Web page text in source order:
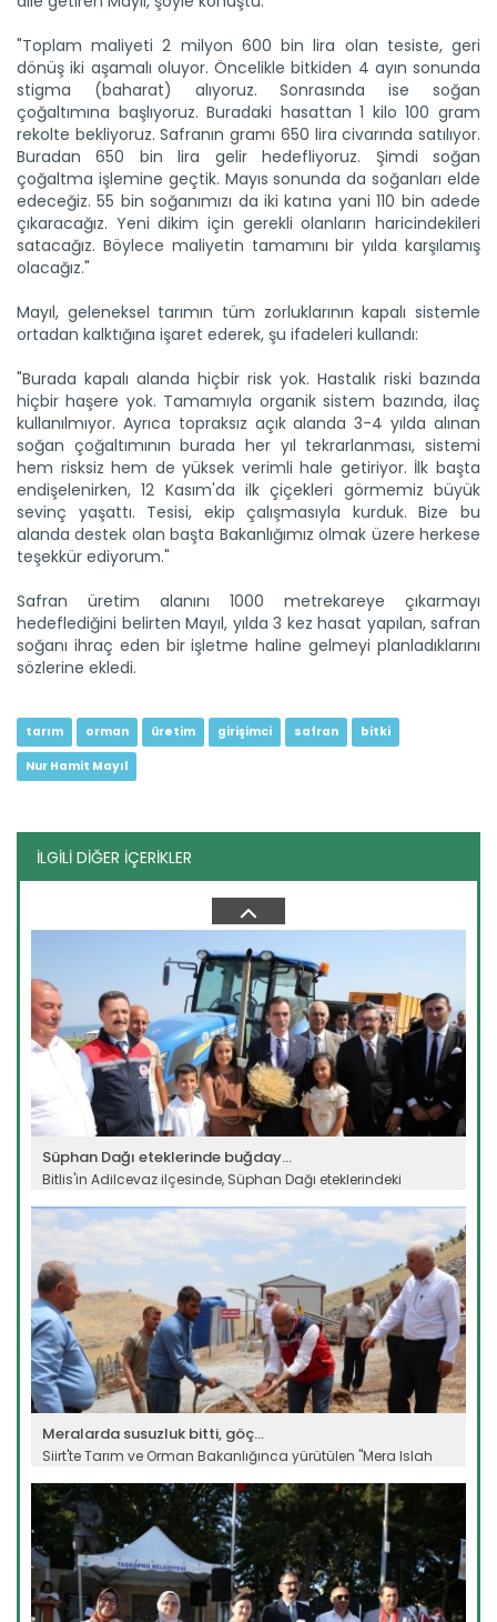
"Toplam maliyeti 2 milyon 600 bin lira olan tesiste, geri
dönüş iki aşamalı oluyor. Öncelikle bitkiden 4 ayın sonunda
stigma (baharat) alıyoruz. Sonrasında ise soğan
çoğaltımına başlıyoruz. Buradaki hasattan 1 kilo 100 gram
rekolte bekliyoruz. Safranın gramı 650 lira civarında satılıyor.
Buradan 650 bin lira gelir hedefliyoruz. Şimdi soğan
çoğaltma işlemine geçtik. Mayıs sonunda da soğanları elde
edeceğiz. 55 bin soğanımızı da iki katına yani 110 bin adede
çıkaracağız. Yeni dikim için gerekli olanların haricindekileri
satacağız. Böylece maliyetin tamamını bir yılda karşılamış
olacağız."
Mayıl, geleneksel tarımın tüm zorluklarının kapalı sistemle
ortadan kalktığına işaret ederek, şu ifadeleri kullandı:
"Burada kapalı alanda hiçbir risk yok. Hastalık riski bazında
hiçbir haşere yok. Tamamıyla organik sistem bazında, ilaç
kullanılmıyor. Ayrıca topraksız açık alanda 3-4 yılda alınan
soğan çoğaltımının burada her yıl tekrarlanması, sistemi
hem risksiz hem de yüksek verimli hale getiriyor. İlk başta
endişelenirken, 12 Kasım'da ilk çiçekleri görmemiz büyük
sevinç yaşattı. Tesisi, ekip çalışmasıyla kurduk. Bize bu
alanda destek olan başta Bakanlığımız olmak üzere herkese
teşekkür ediyorum."
Safran üretim alanını 1000 metrekareye çıkarmayı
hedeflediğini belirten Mayıl, yılda 3 kez hasat yapılan, safran
soğanı ihraç eden bir işletme haline gelmeyi planladıklarını
sözlerine ekledi.
tarım orman üretim girişimci safran bitki
Nur Hamit Mayıl
İLGİLİ DİĞER İÇERİKLER
Sulama projesinde sona...
Tarım ve Orman Bakanlığı Devlet Su İşleri Genel
Müdürlüğünün...
Devamını Oku ->
Genç girişimci devlet...
Erzincan’ın Tercan ilçesinde üniversite eğitimini
Devamını Oku ->
Çorak arazi meyve bahçesine...
Ağrı Doğubayazıt' ta çetin iklim şartlarına rağmen çorak
arazide...
Devamını Oku ->
Kars’ta "Taner" buğdayı ile...
Kars'ta Tarım ve Orman Bakanlığının destekleriyle ekimi
Süphan Dağı eteklerinde buğday...
Bitlis'in Adilcevaz ilçesinde, Süphan Dağı eteklerindeki
Devamını Oku ->
Meralarda susuzluk bitti, göç...
Siirt'te Tarım ve Orman Bakanlığınca yürütülen "Mera Islah
Devamını Oku ->